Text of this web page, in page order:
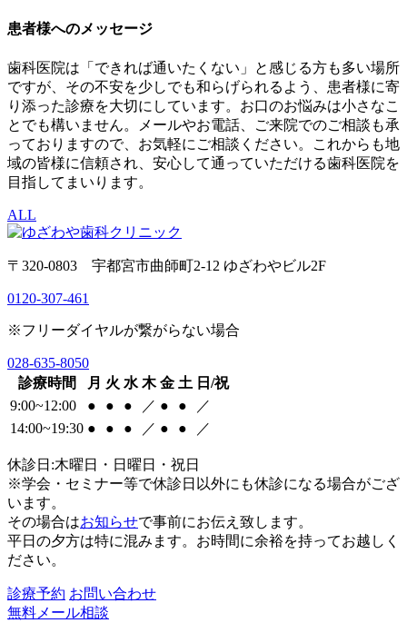
患者様へのメッセージ
歯科医院は「できれば通いたくない」と感じる方も多い場所
ですが、その不安を少しでも和らげられるよう、患者様に寄
り添った診療を大切にしています。お口のお悩みは小さなこ
とでも構いません。メールやお電話、ご来院でのご相談も承
っておりますので、お気軽にご相談ください。これからも地
域の皆様に信頼され、安心して通っていただける歯科医院を
目指してまいります。
ALL
〒320-0803 宇都宮市曲師町2-12 ゆざわやビル2F
0120-307-461
※フリーダイヤルが繋がらない場合
028-635-8050
診療時間
月 火 水 木 金 土 日/祝
9:00~12:00
● ● ● ／ ● ●
／
14:00~19:30 ● ● ● ／ ● ● ／
休診日:木曜日・日曜日・祝日
※学会・セミナー等で休診日以外にも休診になる場合がござ
います。
その場合はお知らせで事前にお伝え致します。
平日の夕方は特に混みます。お時間に余裕を持ってお越しく
ださい。
診療予約 お問い合わせ
無料メール相談